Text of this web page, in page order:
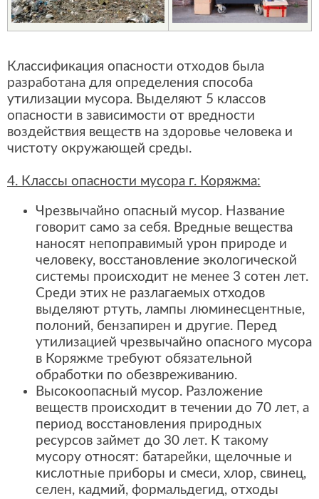
Классификация опасности отходов была
разработана для определения способа
утилизации мусора. Выделяют 5 классов
опасности в зависимости от вредности
воздействия веществ на здоровье человека и
чистоту окружающей среды.
4. Классы опасности мусора г. Коряжма:
Чрезвычайно опасный мусор. Название
говорит само за себя. Вредные вещества
наносят непоправимый урон природе и
человеку, восстановление экологической
системы происходит не менее 3 сотен лет.
Среди этих не разлагаемых отходов
выделяют ртуть, лампы люминесцентные,
полоний, бензапирен и другие. Перед
утилизацией чрезвычайно опасного мусора
в Коряжме требуют обязательной
обработки по обезвреживанию.
Высокоопасный мусор. Разложение
веществ происходит в течении до 70 лет, а
период восстановления природных
ресурсов займет до 30 лет. К такому
мусору относят: батарейки, щелочные и
кислотные приборы и смеси, хлор, свинец,
селен, кадмий, формальдегид, отходы